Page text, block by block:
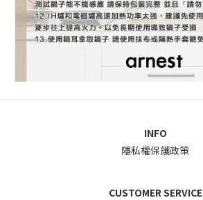
INFO
隱私權保護政策
CUSTOMER SERVICE